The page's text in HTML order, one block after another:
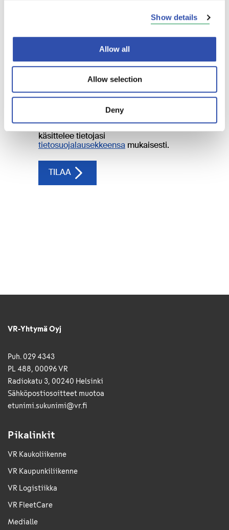
Show details
Allow all
Allow selection
Deny
VR-Yhtymä Oyj
Puh. 029 4343
PL 488, 00096 VR
Radiokatu 3, 00240 Helsinki
Sähkö­posti­osoitteet muotoa
etunimi.sukunimi@vr.fi
Pikalinkit
VR Kaukoliikenne
VR Kaupunkiliikenne
VR Logistiikka
VR FleetCare
Medialle